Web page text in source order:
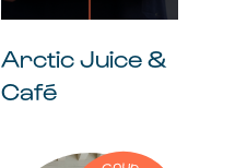
Arctic Juice &
Café